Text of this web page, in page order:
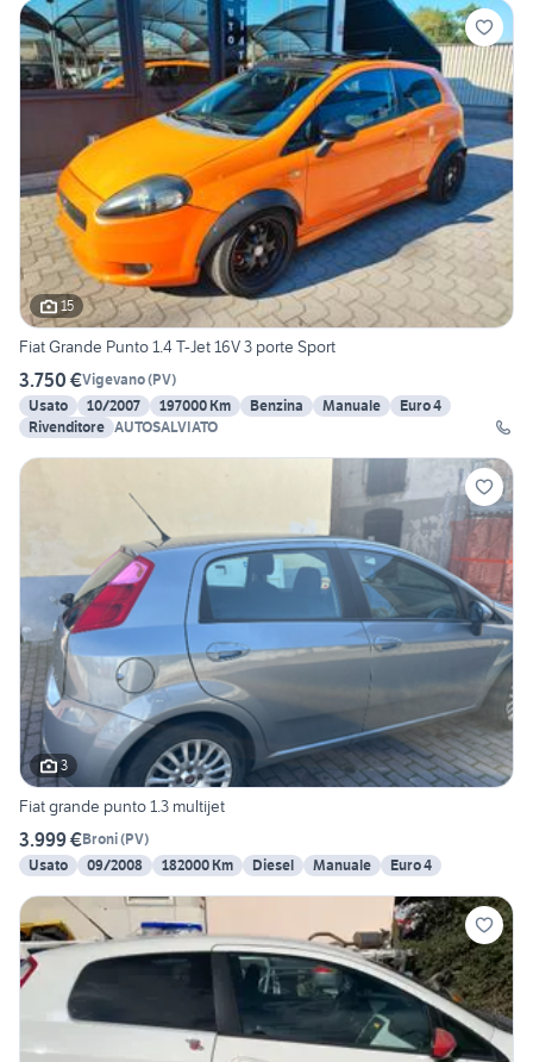
15
Fiat Grande Punto 1.4 T-Jet 16V 3 porte Sport
3.750 €Vigevano(PV)
Usato
10/2007 197000 Km Benzina Manuale
Euro 4
Rivenditore AUTOSALVIATO
3
Fiat grande punto 1.3 multijet
3.999 €Broni(PV)
Usato
09/2008 182000 Km Diesel Manuale Euro 4